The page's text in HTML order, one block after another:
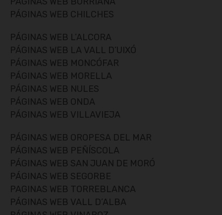
PÁGINAS WEB CHILCHES
PÁGINAS WEB L’ALCORA
PÁGINAS WEB LA VALL D’UIXÓ
PÁGINAS WEB MONCÓFAR
PÁGINAS WEB MORELLA
PÁGINAS WEB NULES
PÁGINAS WEB ONDA
PÁGINAS WEB VILLAVIEJA
PÁGINAS WEB OROPESA DEL MAR
PÁGINAS WEB PEÑÍSCOLA
PÁGINAS WEB SAN JUAN DE MORÓ
PÁGINAS WEB SEGORBE
PAGINAS WEB TORREBLANCA
PÁGINAS WEB VALL D’ALBA